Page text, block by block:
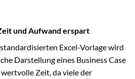
und Aufwand erspart
Excel-Vorlage wird
Darstellung eines Business Case
Zeit, da viele der